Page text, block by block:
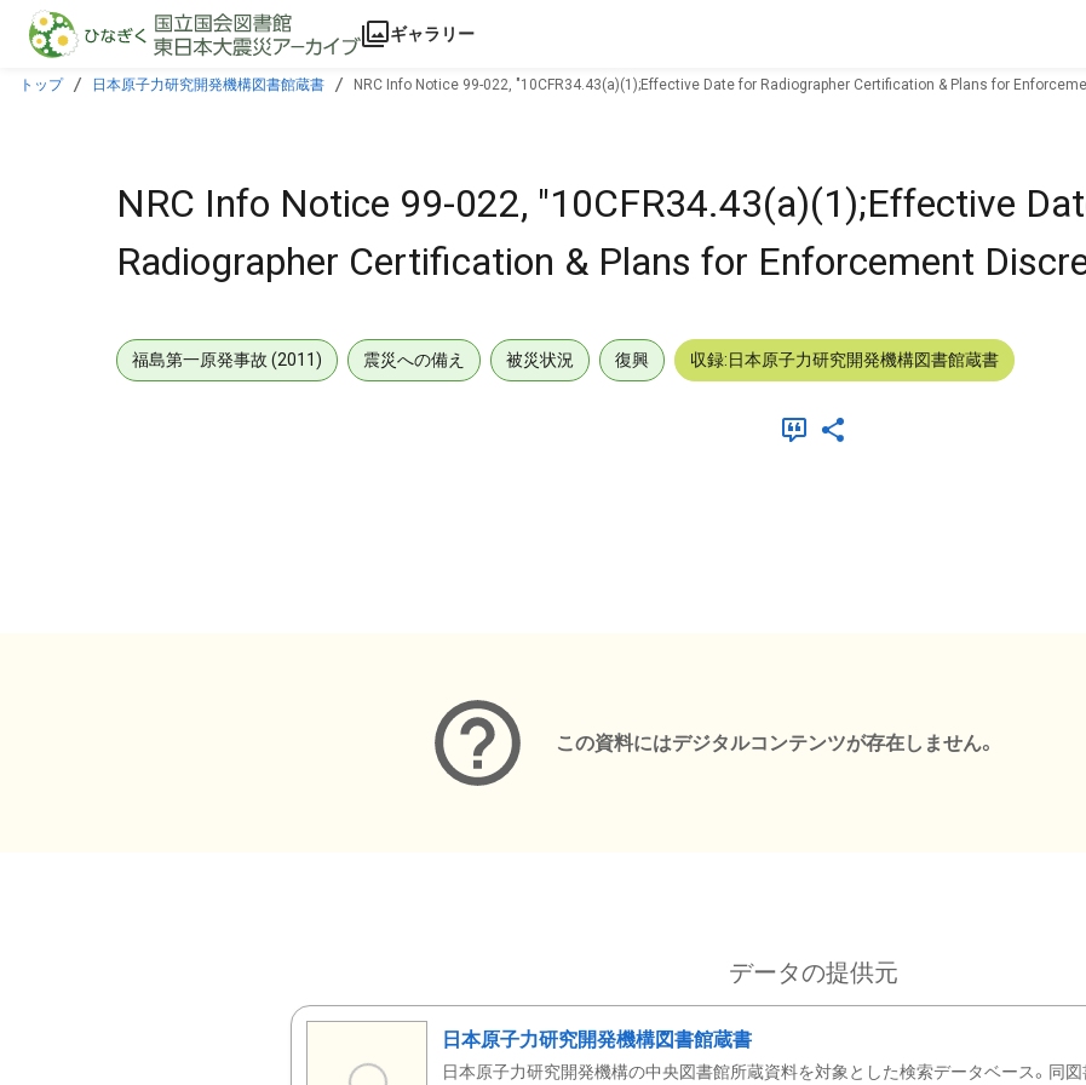
本文に飛ぶ
ギャラリー
トップ 日本原子力研究開発機構図書館蔵書 NRC Info Notice 99-022, "10CFR34.43(a)(1);Effective Date for Radiographer Certification & Plans for
NRC Info Notice 99-022, "10CFR34.43(a)(1);Effective
Radiographer Certification & Plans for Enforcement
福島第一原発事故 (2011) 震災への備え 被災状況 復興 収録:日本原子力研究開発機構図書館蔵書
この資料にはデジタルコンテンツが存在しません。
データの提供元
日本原子力研究開発機構図書館蔵書
日本原子力研究開発機構の中央図書館所蔵資料を対象とした検索データベース。同図